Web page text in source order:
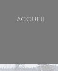
ACCUEIL